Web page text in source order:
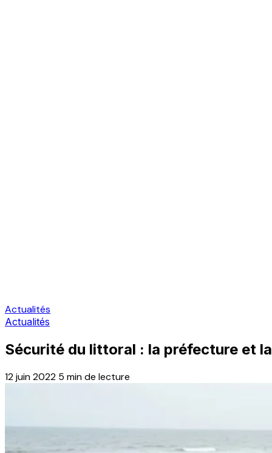
Actualités
Actualités
Sécurité du littoral : la préfecture et
12 juin 2022 5 min de lecture